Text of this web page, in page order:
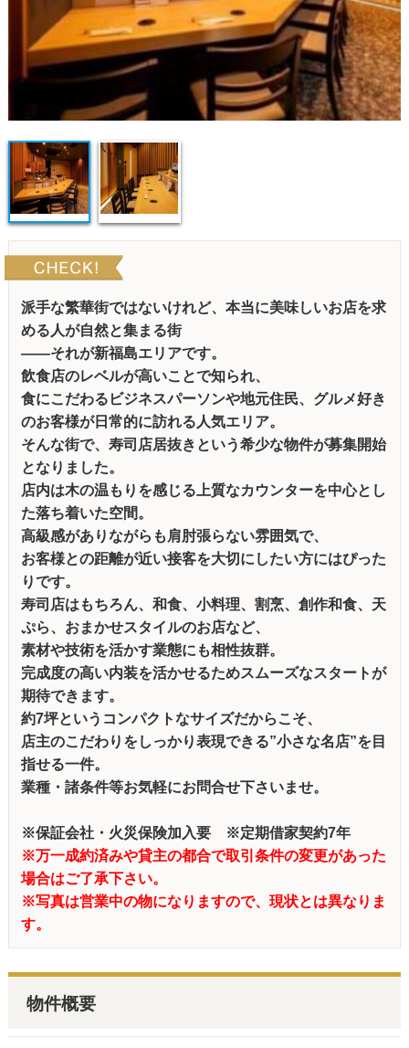
派手な繁華街ではないけれど、本当に美味しいお店を求
める人が自然と集まる街
——それが新福島エリアです。
飲食店のレベルが高いことで知られ、
食にこだわるビジネスパーソンや地元住民、グルメ好き
のお客様が日常的に訪れる人気エリア。
そんな街で、寿司店居抜きという希少な物件が募集開始
となりました。
店内は木の温もりを感じる上質なカウンターを中心とし
た落ち着いた空間。
高級感がありながらも肩肘張らない雰囲気で、
お客様との距離が近い接客を大切にしたい方にはぴった
りです。
寿司店はもちろん、和食、小料理、割烹、創作和食、天
ぷら、おまかせスタイルのお店など、
素材や技術を活かす業態にも相性抜群。
完成度の高い内装を活かせるためスムーズなスタートが
期待できます。
約7坪というコンパクトなサイズだからこそ、
店主のこだわりをしっかり表現できる”小さな名店”を目
指せる一件。
業種・諸条件等お気軽にお問合せ下さいませ。
※保証会社・火災保険加入要 ※定期借家契約7年
※万一成約済みや貸主の都合で取引条件の変更があった
場合はご了承下さい。
※写真は営業中の物になりますので、現状とは異なりま
す。
物件概要